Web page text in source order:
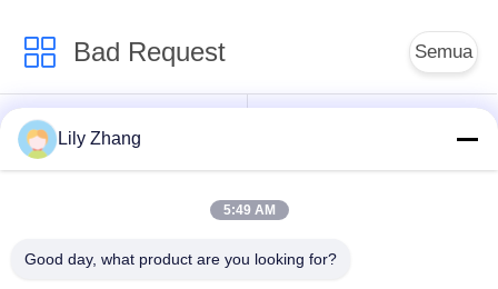
Katup Pneumatik
Kriogenik
10
Bad Request Semua
Katup Globe
Cryogenic
Katup Pengaman
Lily Zhang
5:49 AM
Good day, what product are you looking for?